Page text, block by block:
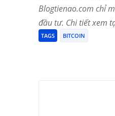
Blogtienao.com chỉ
đầu tư. Chi tiết xem
TAGS BITCOIN